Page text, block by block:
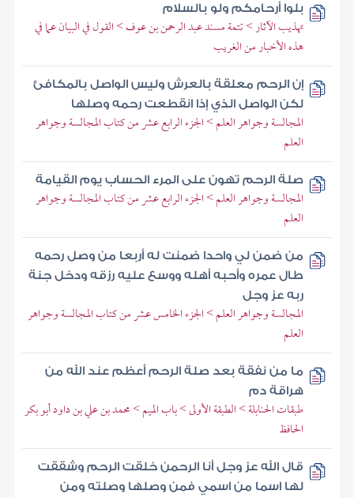
بلوا أرحامكم ولو بالسلام
تهذيب الآثار > تتمة مسند عبد الرحمن بن عوف > القول في البيان عما في
هذه الأخبار من الغريب
إن الرحم معلقة بالعرش وليس الواصل بالمكافئ
لكن الواصل الذي إذا انقطعت رحمه وصلها
المجالسة وجواهر العلم > الجزء الرابع عشر من كتاب المجالسة وجواهر
العلم
صلة الرحم تهون على المرء الحساب يوم القيامة
المجالسة وجواهر العلم > الجزء الرابع عشر من كتاب المجالسة وجواهر
العلم
من ضمن لي واحدا ضمنت له أربعا من وصل رحمه
طال عمره وأحبه أهله ووسع عليه رزقه ودخل جنة
ربه عز وجل
المجالسة وجواهر العلم > الجزء الخامس عشر من كتاب المجالسة وجواهر
العلم
ما من نفقة بعد صلة الرحم أعظم عند الله من
هراقة دم
طبقات الحنابلة > الطبقة الأولى > باب الميم > محمد بن علي بن داود أبو بكر
الحافظ
قال الله عز وجل أنا الرحمن خلقت الرحم وشققت
لها اسما من اسمي فمن وصلها وصلته ومن